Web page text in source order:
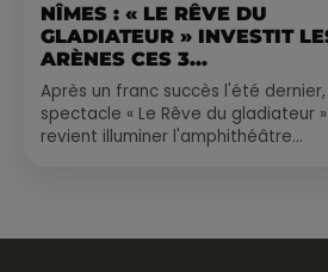
NÎMES : « LE RÊVE DU
GLADIATEUR » INVESTIT
ARÈNES CES 3...
Après un franc succès l'été
spectacle « Le Rêve du gladiateur »
revient illuminer l'amphithéâtre